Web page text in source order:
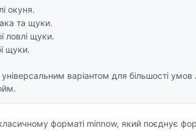
окуня.
та щуки.
ловлі щуки.
щуки.
варіантом для більшості умов
форматі minnow, який поєднує